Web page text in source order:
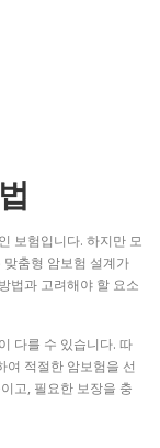
보험입니다. 하지만 모
춤형 암보험 설계가
법과 고려해야 할 요소
다를 수 있습니다. 따
여 적절한 암보험을 선
고, 필요한 보장을 충